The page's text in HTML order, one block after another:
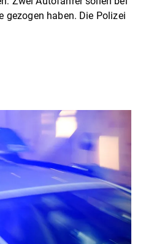
gezogen haben. Die Polizei